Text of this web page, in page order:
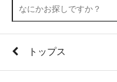
トップス